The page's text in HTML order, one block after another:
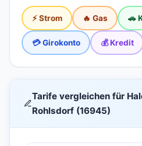
⚡ Strom 🔥 Gas 🚗
💳 Girokonto 💰 Kredit
Tarife vergleichen für
Rohlsdorf (16945)